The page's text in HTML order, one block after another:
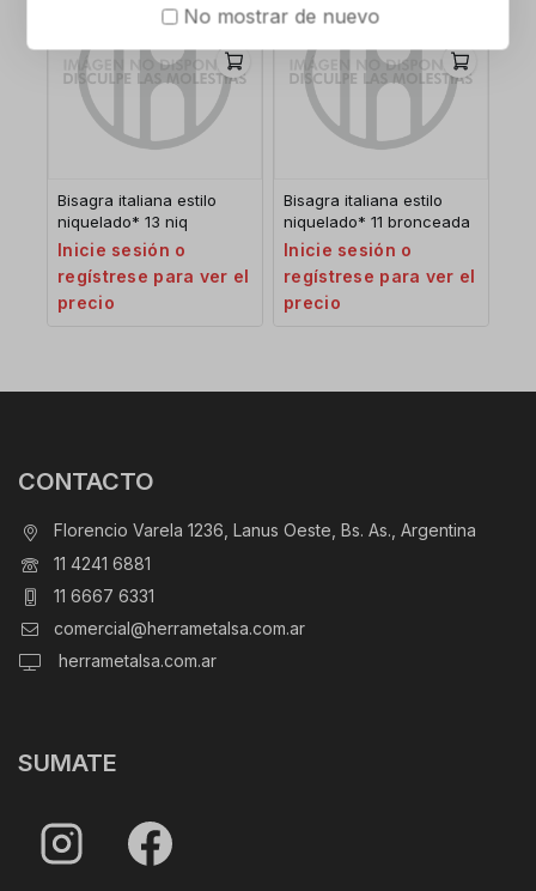
Bisagra italiana estilo
niquelado* 13 niq
Inicie sesión o
regístrese para ver el
precio
Bisagra italiana estilo
niquelado* 11 bronceada
Inicie sesión o
regístrese para ver el
precio
CONTACTO
Florencio Varela 1236, Lanus Oeste, Bs. As., Argentina
11 4241 6881
11 6667 6331
comercial@herrametalsa.com.ar
herrametalsa.com.ar
SUMATE
No mostrar de nuevo